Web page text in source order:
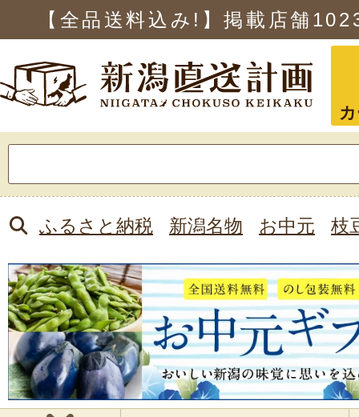
【全品送料込み!】掲載店舗
索:
ふるさと納税 新潟名物 お中元 枝